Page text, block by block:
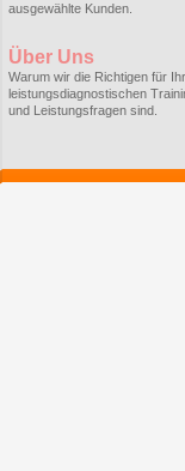
ausgewählte Kunden.
Über Uns
Warum wir die Richtigen für
leistungsdiagnostischen
und Leistungsfragen sind.